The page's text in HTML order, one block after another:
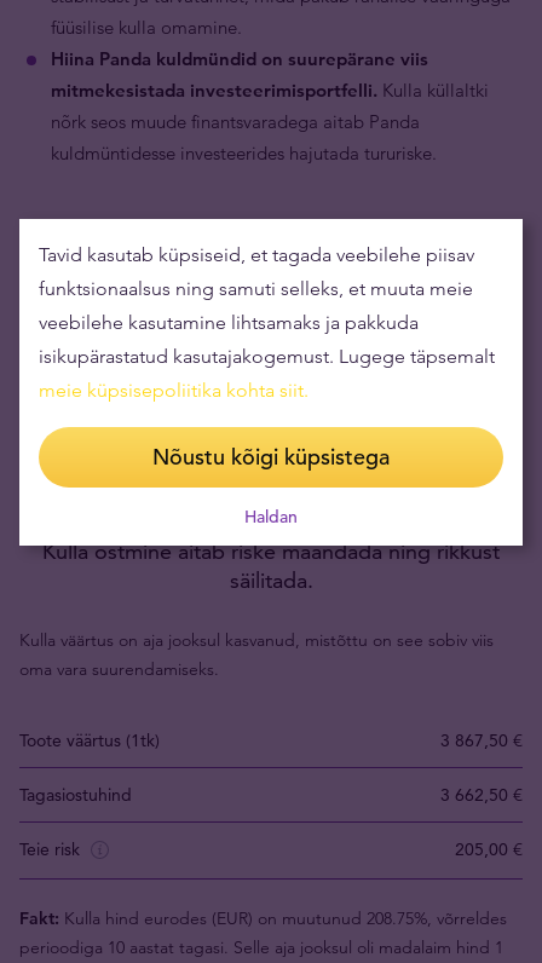
füüsilise kulla omamine.
Hiina Panda kuldmündid on suurepärane viis
mitmekesistada investeerimisportfelli. Kulla küllaltki
nõrk seos muude finantsvaradega aitab Panda
kuldmüntidesse investeerides hajutada tururiske.
Kulla ostmine aitab riske maandada ning rikkust
säilitada.
Kulla väärtus on aja jooksul kasvanud, mistõttu on see sobiv viis
oma vara suurendamiseks.
Toote väärtus (1tk) 3 867,50 €
Tagasiostuhind 3 662,50 €
Teie risk 205,00 €
Fakt: Kulla hind eurodes (EUR) on muutunud 208.75%, võrreldes
perioodiga 10 aastat tagasi. Selle aja jooksul oli madalaim hind 1
Tavid kasutab küpsiseid, et tagada veebilehe piisav
funktsionaalsus ning samuti selleks, et muuta meie
veebilehe kasutamine lihtsamaks ja pakkuda
isikupärastatud kasutajakogemust. Lugege täpsemalt
meie küpsisepoliitika kohta siit.
Nõustu kõigi küpsistega
Haldan